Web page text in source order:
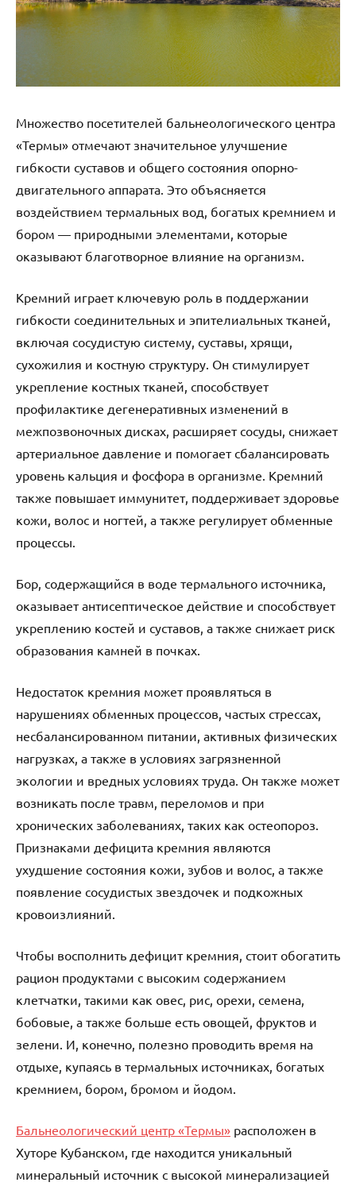
Множество посетителей бальнеологического центра
«Термы» отмечают значительное улучшение
гибкости суставов и общего состояния опорно-
двигательного аппарата. Это объясняется
воздействием термальных вод, богатых кремнием и
бором — природными элементами, которые
оказывают благотворное влияние на организм.
Кремний играет ключевую роль в поддержании
гибкости соединительных и эпителиальных тканей,
включая сосудистую систему, суставы, хрящи,
сухожилия и костную структуру. Он стимулирует
укрепление костных тканей, способствует
профилактике дегенеративных изменений в
межпозвоночных дисках, расширяет сосуды, снижает
артериальное давление и помогает сбалансировать
уровень кальция и фосфора в организме. Кремний
также повышает иммунитет, поддерживает здоровье
кожи, волос и ногтей, а также регулирует обменные
процессы.
Бор, содержащийся в воде термального источника,
оказывает антисептическое действие и способствует
укреплению костей и суставов, а также снижает риск
образования камней в почках.
Недостаток кремния может проявляться в
нарушениях обменных процессов, частых стрессах,
несбалансированном питании, активных физических
нагрузках, а также в условиях загрязненной
экологии и вредных условиях труда. Он также может
возникать после травм, переломов и при
хронических заболеваниях, таких как остеопороз.
Признаками дефицита кремния являются
ухудшение состояния кожи, зубов и волос, а также
появление сосудистых звездочек и подкожных
кровоизлияний.
Чтобы восполнить дефицит кремния, стоит обогатить
рацион продуктами с высоким содержанием
клетчатки, такими как овес, рис, орехи, семена,
бобовые, а также больше есть овощей, фруктов и
зелени. И, конечно, полезно проводить время на
отдыхе, купаясь в термальных источниках, богатых
кремнием, бором, бромом и йодом.
Бальнеологический центр «Термы» расположен в
Хуторе Кубанском, где находится уникальный
минеральный источник с высокой минерализацией